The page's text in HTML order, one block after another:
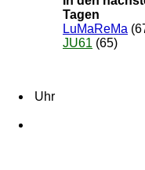
Tagen
LuMaReMa
JU61 (65)
Uhr